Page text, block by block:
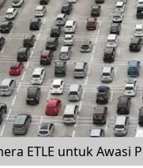
ETLE untuk Awasi